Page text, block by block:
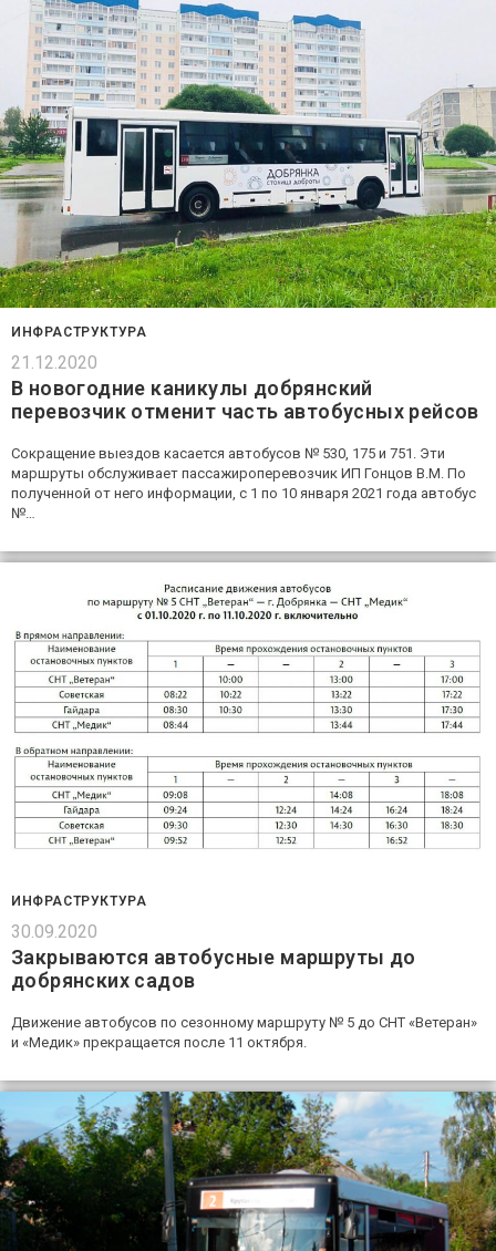
ИНФРАСТРУКТУРА
21.12.2020
В новогодние каникулы добрянский
перевозчик отменит часть автобусных рейсов
Сокращение выездов касается автобусов № 530, 175 и 751. Эти
маршруты обслуживает пассажироперевозчик ИП Гонцов В.М. По
полученной от него информации, с 1 по 10 января 2021 года автобус
№…
ИНФРАСТРУКТУРА
30.09.2020
Закрываются автобусные маршруты до
добрянских садов
Движение автобусов по сезонному маршруту № 5 до СНТ «Ветеран»
и «Медик» прекращается после 11 октября.